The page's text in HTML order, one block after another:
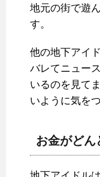
地元の街で遊
す。
他の地下アイ
バレてニュー
いるのを見て
いように気を
お金がどん